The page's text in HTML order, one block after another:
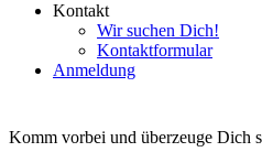
Kontakt
Wir suchen Dich!
Kontaktformular
Anmeldung
Komm vorbei und überzeuge Dich